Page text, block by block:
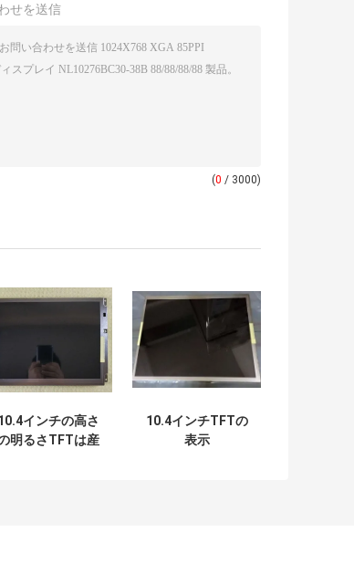
せを送信
(0 / 3000)
インチの高さ
明るさTFTは産
10.4インチTFTの
表示